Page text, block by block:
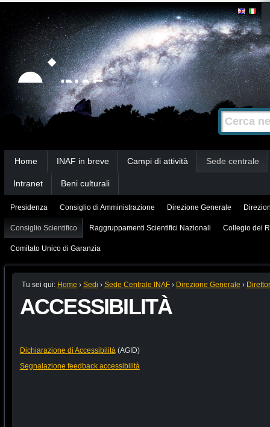
Strumenti
personali
Salta
contenuti.
|
Salta
alla
navigazione
Cerca nel
Ricerca
avanzata…
Home INAF in breve Campi di attività Sede centrale
Intranet Beni culturali
Presidenza Consiglio di Amministrazione Direzione Generale
Consiglio Scientifico Raggruppamenti Scientifici Nazionali Collegio dei
Comitato Unico di Garanzia
Tu sei qui: Home › Sedi › Sede Centrale INAF › Direzione Generale ›
ACCESSIBILITÀ
Dichiarazione di Accessibilità (AGID)
Segnalazione feedback accessibilità